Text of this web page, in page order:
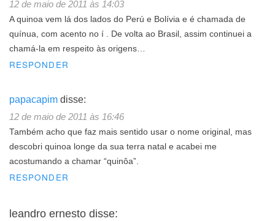
12 de maio de 2011 às 14:03
A quinoa vem lá dos lados do Perú e Bolívia e é chamada de
quínua, com acento no í . De volta ao Brasil, assim continuei a
chamá-la em respeito às origens…
RESPONDER
papacapim disse:
12 de maio de 2011 às 16:46
Também acho que faz mais sentido usar o nome original, mas
descobri quinoa longe da sua terra natal e acabei me
acostumando a chamar “quinôa”.
RESPONDER
leandro ernesto disse: